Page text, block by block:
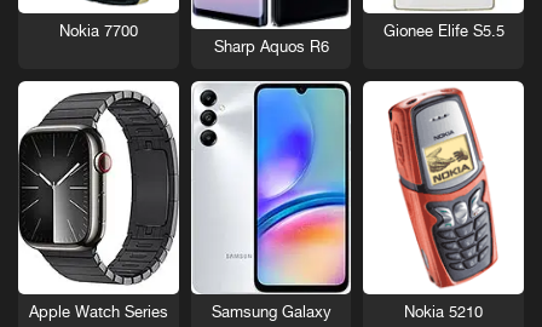
Gionee Elife S5.5
Sharp Aquos R6
Nokia 7700
Nokia 5210
Samsung Galaxy
Apple Watch Series